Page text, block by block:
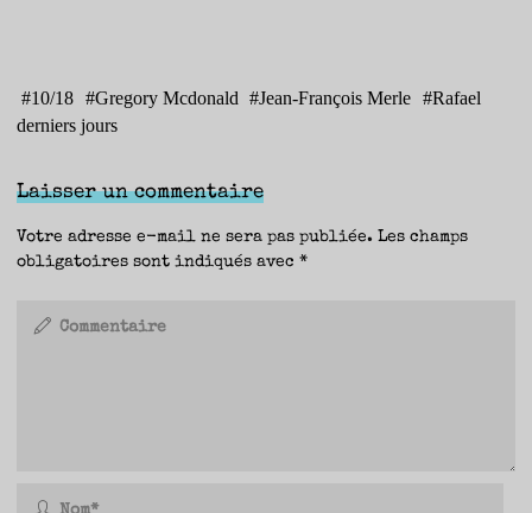
#10/18 #Gregory Mcdonald #Jean-François Merle #Rafael
derniers jours
Laisser un commentaire
Votre adresse e-mail ne sera pas publiée. Les champs
obligatoires sont indiqués avec*